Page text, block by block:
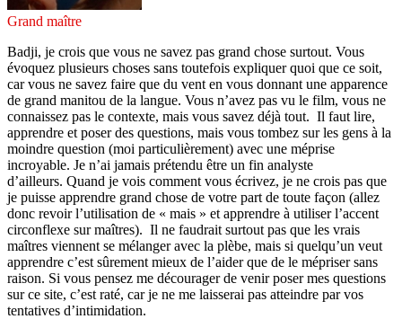
Grand maître
Badji, je crois que vous ne savez pas grand chose surtout. Vous
évoquez plusieurs choses sans toutefois expliquer quoi que ce soit,
car vous ne savez faire que du vent en vous donnant une apparence
de grand manitou de la langue. Vous n’avez pas vu le film, vous ne
connaissez pas le contexte, mais vous savez déjà tout. Il faut lire,
apprendre et poser des questions, mais vous tombez sur les gens à la
moindre question (moi particulièrement) avec une méprise
incroyable. Je n’ai jamais prétendu être un fin analyste
d’ailleurs. Quand je vois comment vous écrivez, je ne crois pas que
je puisse apprendre grand chose de votre part de toute façon (allez
donc revoir l’utilisation de « mais » et apprendre à utiliser l’accent
circonflexe sur maîtres). Il ne faudrait surtout pas que les vrais
maîtres viennent se mélanger avec la plèbe, mais si quelqu’un veut
apprendre c’est sûrement mieux de l’aider que de le mépriser sans
raison. Si vous pensez me décourager de venir poser mes questions
sur ce site, c’est raté, car je ne me laisserai pas atteindre par vos
tentatives d’intimidation.